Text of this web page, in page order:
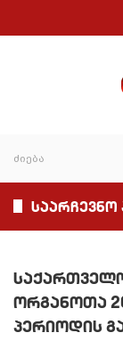
საარჩევნო
ორგანოთა
პერიოდის